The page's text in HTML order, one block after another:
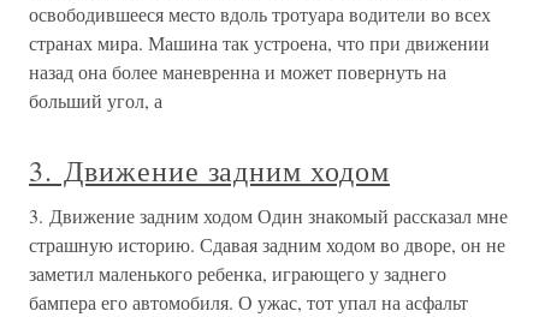
освободившееся место вдоль тротуара водители во всех
странах мира. Машина так устроена, что при движении
назад она более маневренна и может повернуть на
больший угол, а
3. Движение задним ходом
3. Движение задним ходом Один знакомый рассказал мне
страшную историю. Сдавая задним ходом во дворе, он не
заметил маленького ребенка, играющего у заднего
бампера его автомобиля. О ужас, тот упал на асфальт